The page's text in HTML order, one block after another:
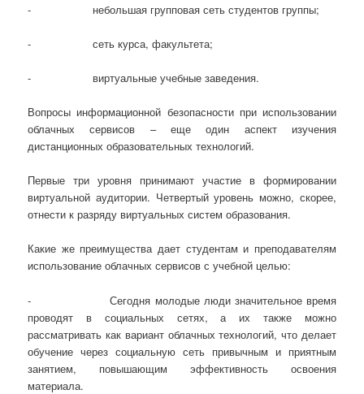
- небольшая групповая сеть студентов группы;
- сеть курса, факультета;
- виртуальные учебные заведения.
Вопросы информационной безопасности при использовании
облачных сервисов – еще один аспект изучения
дистанционных образовательных технологий.
Первые три уровня принимают участие в формировании
виртуальной аудитории. Четвертый уровень можно, скорее,
отнести к разряду виртуальных систем образования.
Какие же преимущества дает студентам и преподавателям
использование облачных сервисов с учебной целью:
- Сегодня молодые люди значительное время
проводят в социальных сетях, а их также можно
рассматривать как вариант облачных технологий, что делает
обучение через социальную сеть привычным и приятным
занятием, повышающим эффективность освоения
материала.